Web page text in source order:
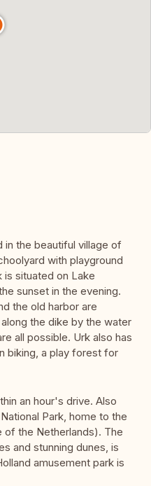
in the beautiful village of
with playground
situated on Lake
sunset in the evening.
the old harbor are
the dike by the water
all possible. Urk also has
biking, a play forest for
an hour's drive. Also
Park, home to the
of the Netherlands). The
and stunning dunes, is
amusement park is